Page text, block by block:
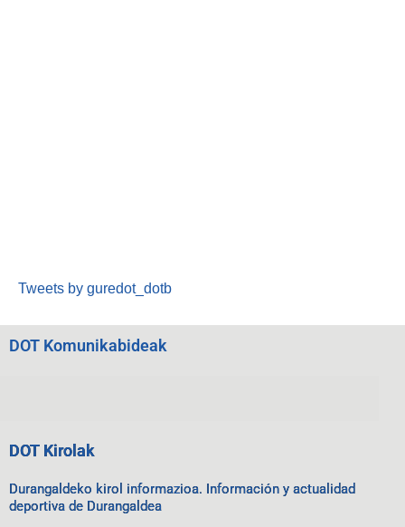
Tweets by guredot_dotb
DOT Komunikabideak
DOT Kirolak
Durangaldeko kirol informazioa. Información y actualidad
deportiva de Durangaldea